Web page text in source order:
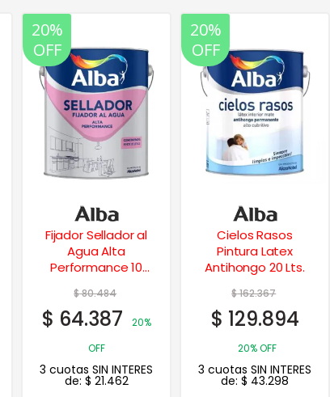
20%
OFF
Cielos Rasos
Pintura Latex
Antihongo 20 Lts.
$162.367
$129.894
20% OFF
3 cuotas SIN INTERES
de: $43.298
20%
OFF
Satinol Balance
Esmalte Satinado
Al Agua Blanco 1/2
$23.769
$19.015
20%
OFF
3 cuotas SIN INTERES
de:$ 6.338